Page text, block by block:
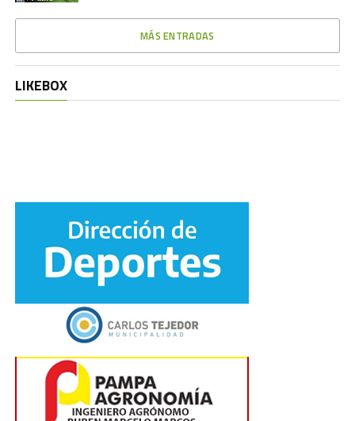
MÁS ENTRADAS
LIKEBOX